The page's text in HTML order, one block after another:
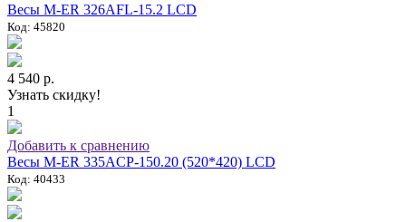
Весы M-ER 326AFL-15.2 LCD
Код: 45820
4 540 р.
Узнать скидку!
1
Добавить к сравнению
Весы M-ER 335ACP-150.20 (520*420) LCD
Код: 40433